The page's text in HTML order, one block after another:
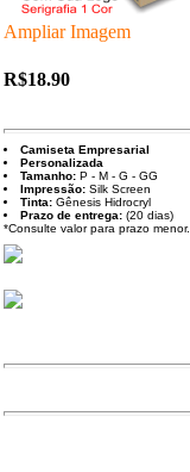
Ampliar Imagem
R$18.90
Camiseta Empresarial
Personalizada
Tamanho: P - M - G - GG
Impressão: Silk Screen
Tinta: Gênesis Hidrocryl
Prazo de entrega: (20 dias)
*Consulte valor para prazo menor.